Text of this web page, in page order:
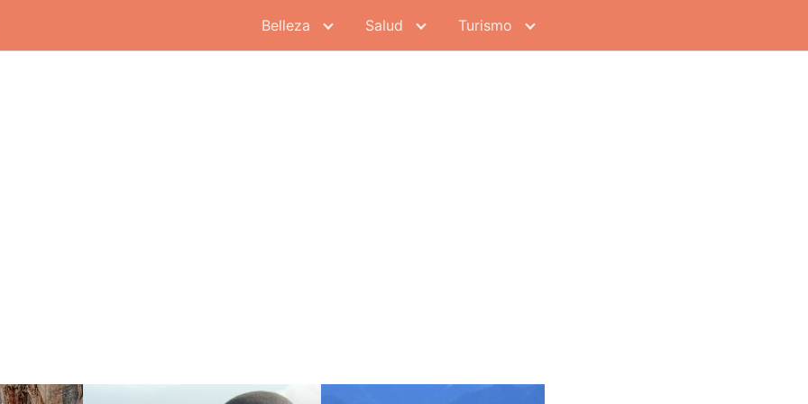
Belleza Salud Turismo